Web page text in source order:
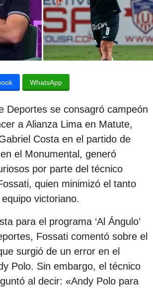
l
a
p
u
b
i
ó
WhatsApp
Deportes se consagró campeón
a Alianza Lima en Matute,
Costa en el partido de
el Monumental, generó
por parte del técnico
quien minimizó el tanto
victoriano.
para el programa ‘Al Ángulo’
Fossati comentó sobre el
surgió de un error en el
Polo. Sin embargo, el técnico
al decir: «Andy Polo para